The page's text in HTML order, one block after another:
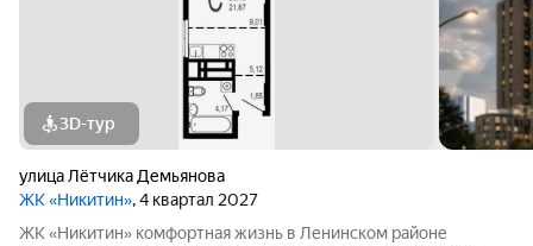
3D-тур
улица Лётчика Демьянова
ЖК «Никитин», 4 квартал 2027
ЖК «Никитин» комфортная жизнь в Ленинском районе